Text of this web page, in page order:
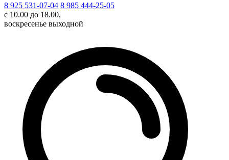
8 925 531-07-04 8 985 444-25-05
с 10.00 до 18.00,
воскресенье выходной